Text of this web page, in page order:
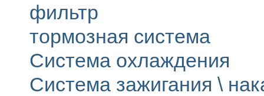
фильтр
тормозная система
Система охлаждения
Система зажигания \